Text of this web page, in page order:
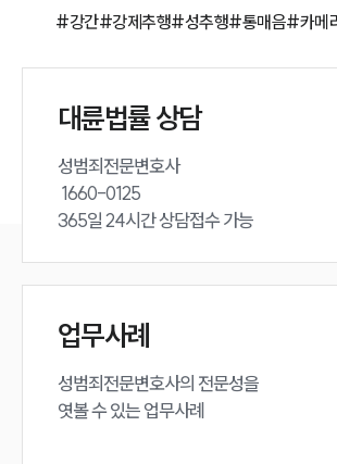
#강간#강제추행#성추행#통매음#카메
대륜법률 상담
성범죄전문변호사
365일 24시간 상담접수 가능
업무사례
성범죄전문변호사의 전문성을
엿볼 수 있는 업무사례